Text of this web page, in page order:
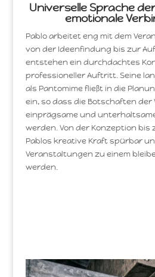
Universelle Sprache
emotionale
Pablo arbeitet eng mit dem
von der Ideenfindung bis zur
entstehen ein durchdachtes
professioneller Auftritt. Seine
als Pantomime fließt in die
ein, so dass die Botschaften
einprägsame und
werden. Von der Konzeption
Pablos kreative Kraft spürbar
Veranstaltungen zu einem
werden.